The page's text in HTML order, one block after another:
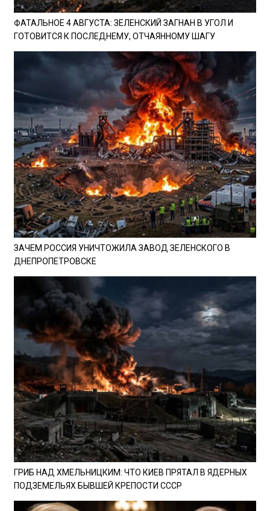
ФАТАЛЬНОЕ 4 АВГУСТА: ЗЕЛЕНСКИЙ ЗАГНАН В УГОЛ И
ГОТОВИТСЯ К ПОСЛЕДНЕМУ, ОТЧАЯННОМУ ШАГУ
ЗАЧЕМ РОССИЯ УНИЧТОЖИЛА ЗАВОД ЗЕЛЕНСКОГО В
ДНЕПРОПЕТРОВСКЕ
ГРИБ НАД ХМЕЛЬНИЦКИМ: ЧТО КИЕВ ПРЯТАЛ В ЯДЕРНЫХ
ПОДЗЕМЕЛЬЯХ БЫВШЕЙ КРЕПОСТИ СССР